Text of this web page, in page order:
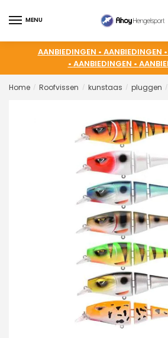
MENU
AANBIEDINGEN • AANBIEDINGEN •
• AANBIEDINGEN •
Home / Roofvissen / kunstaas / pluggen /